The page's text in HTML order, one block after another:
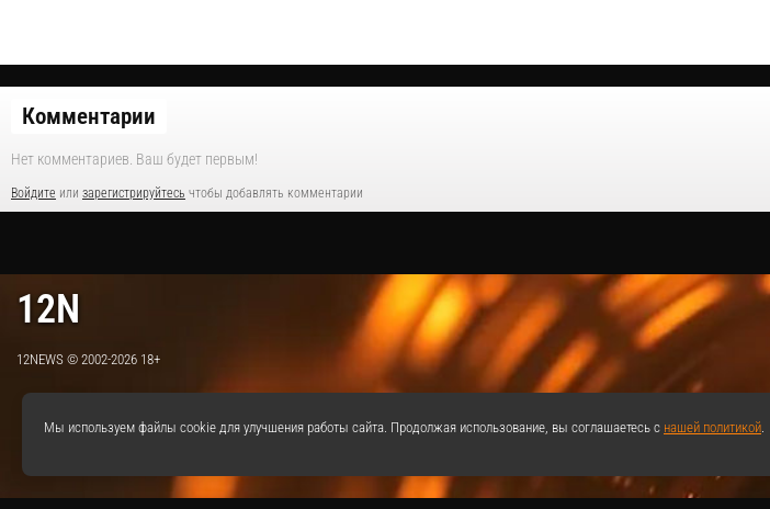
Комментарии
Нет комментариев. Ваш будет первым!
Войдите или зарегистрируйтесь чтобы добавлять комментарии
12N
12NEWS © 2002-2026 18+
Мы используем файлы cookie для улучшения работы сайта. Продолжая использование, вы соглашаетесь с нашей политикой.